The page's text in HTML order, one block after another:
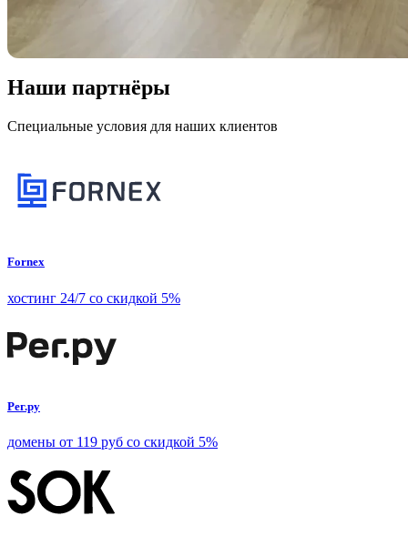
Наши партнёры
Специальные условия для наших клиентов
Fornex
хостинг 24/7 со скидкой 5%
Рег.ру
домены от 119 руб со скидкой 5%